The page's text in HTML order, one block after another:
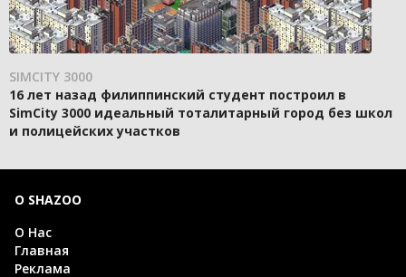
SIMCITY 3000
16 лет назад филиппинский студент построил в
SimCity 3000 идеальный тоталитарный город без школ
и полицейских участков
О SHAZOO
О Нас
Главная
Реклама